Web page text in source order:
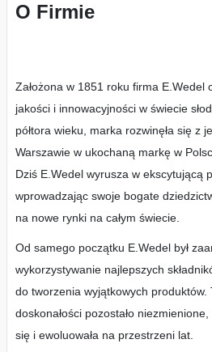
O Firmie
Założona w 1851 roku firma E.Wedel
jakości i innowacyjności w świecie
półtora wieku, marka rozwinęła się z
Warszawie w ukochaną markę w
Dziś E.Wedel wyrusza w ekscytującą
wprowadzając swoje bogate
na nowe rynki na całym świecie.
Od samego początku E.Wedel był
wykorzystywanie najlepszych
do tworzenia wyjątkowych produktów.
doskonałości pozostało
się i ewoluowała na przestrzeni lat.